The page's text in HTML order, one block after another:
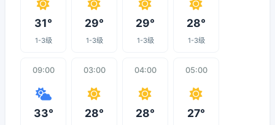
31°
1-3级
29°
1-3级
29°
1-3级
28°
1-3级
09:00
33°
03:00
28°
04:00
28°
05:00
27°